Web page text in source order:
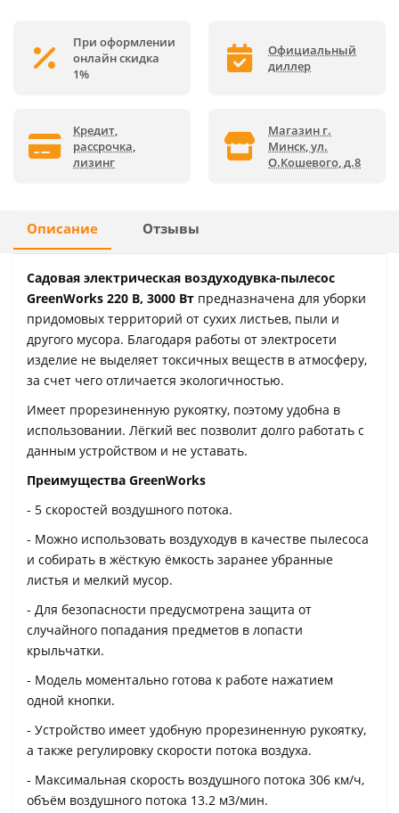
При оформлении
онлайн скидка
1%
Официальный
диллер
Кредит,
рассрочка,
лизинг
Магазин г.
Минск, ул.
О.Кошевого, д.8
Описание Отзывы
Садовая электрическая воздуходувка-пылесос
GreenWorks 220 В, 3000 Вт предназначена для уборки
придомовых территорий от сухих листьев, пыли и
другого мусора. Благодаря работы от электросети
изделие не выделяет токсичных веществ в атмосферу,
за счет чего отличается экологичностью.
Имеет прорезиненную рукоятку, поэтому удобна в
использовании. Лёгкий вес позволит долго работать с
данным устройством и не уставать.
Преимущества GreenWorks
- 5 скоростей воздушного потока.
- Можно использовать воздуходув в качестве пылесоса
и собирать в жёсткую ёмкость заранее убранные
листья и мелкий мусор.
- Для безопасности предусмотрена защита от
случайного попадания предметов в лопасти
крыльчатки.
- Модель моментально готова к работе нажатием
одной кнопки.
- Устройство имеет удобную прорезиненную рукоятку,
а также регулировку скорости потока воздуха.
- Максимальная скорость воздушного потока 306 км/ч,
объём воздушного потока 13.2 м3/мин.